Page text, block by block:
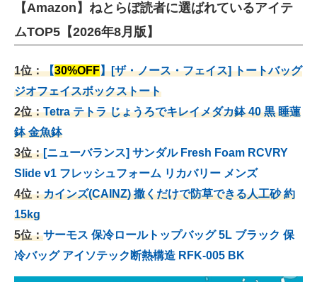
【Amazon】ねとらぼ読者に選ばれているアイテ
ムTOP5【2026年8月版】
1位：【30%OFF】[ザ・ノース・フェイス] トートバッグ
ジオフェイスボックストート
2位：Tetra テトラ じょうろでキレイメダカ鉢 40 黒 睡蓮
鉢 金魚鉢
3位：[ニューバランス] サンダル Fresh Foam RCVRY
Slide v1 フレッシュフォーム リカバリー メンズ
4位：カインズ(CAINZ) 撒くだけで防草できる人工砂 約
15kg
5位：サーモス 保冷ロールトップバッグ 5L ブラック 保
冷バッグ アイソテック断熱構造 RFK-005 BK